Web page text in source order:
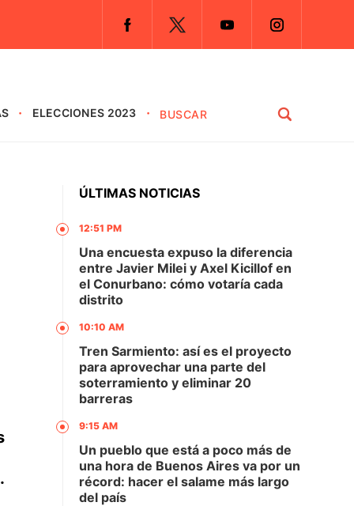
ELECCIONES 2023
ÚLTIMAS NOTICIAS
12:51 PM
Una encuesta expuso la diferencia
entre Javier Milei y Axel Kicillof en
el Conurbano: cómo votaría cada
distrito
10:10 AM
Tren Sarmiento: así es el proyecto
para aprovechar una parte del
soterramiento y eliminar 20
barreras
9:15 AM
Un pueblo que está a poco más de
una hora de Buenos Aires va por un
récord: hacer el salame más largo
del país